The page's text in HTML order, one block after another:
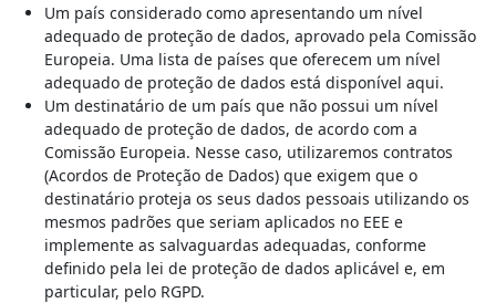
Um país considerado como apresentando um nível
adequado de proteção de dados, aprovado pela Comissão
Europeia. Uma lista de países que oferecem um nível
adequado de proteção de dados está disponível aqui.
Um destinatário de um país que não possui um nível
adequado de proteção de dados, de acordo com a
Comissão Europeia. Nesse caso, utilizaremos contratos
(Acordos de Proteção de Dados) que exigem que o
destinatário proteja os seus dados pessoais utilizando os
mesmos padrões que seriam aplicados no EEE e
implemente as salvaguardas adequadas, conforme
definido pela lei de proteção de dados aplicável e, em
particular, pelo RGPD.